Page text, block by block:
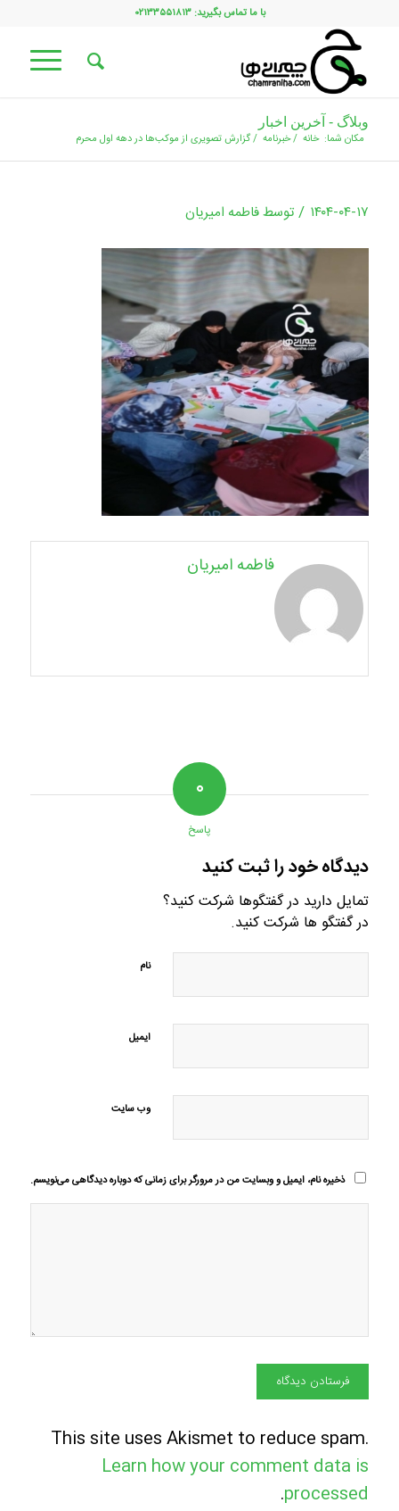
با ما تماس بگیرید: ۰۲۱۳۳۵۵۱۸۱۳
وبلاگ - آخرین اخبار
مکان شما: خانه /خبرنامه /گزارش تصویری از موکب‌ها در دهه اول محرم
۱۴۰۴-۰۴-۱۷ / توسطفاطمه امیریان
فاطمه امیریان
۰
پاسخ
دیدگاه خود را ثبت کنید
تمایل دارید در گفتگوها شرکت کنید؟
در گفتگو ها شرکت کنید.
نام
ایمیل
وب‌ سایت
ذخیره نام، ایمیل و وبسایت من در مرورگر برای زمانی که دوباره دیدگاهی می‌نویسم.
This site uses Akismet to reduce spam.
Learn how your comment data is
processed
.